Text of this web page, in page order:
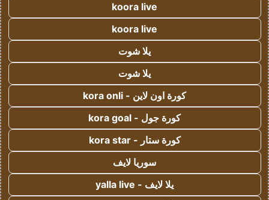
koora live
koora live
يلا شوت
يلا شوت
كورة اون لاين - kora onli
كورة جول - kora goal
كورة ستار - kora star
سوريا لايف
يلا لايف - yalla live